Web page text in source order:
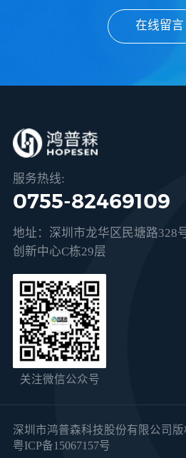
在线留言
服务热线:
0755-82469109
地址：深圳市龙华区民塘路328
创新中心C栋29层
关注微信公众号
深圳市鸿普森科技股份有限公司
粤ICP备15067157号